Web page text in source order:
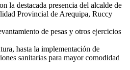
la destacada presencia del alcalde de
Provincial de Arequipa, Ruccy
de pesas y otros ejercicios
hasta la implementación de
sanitarias para mayor comodidad